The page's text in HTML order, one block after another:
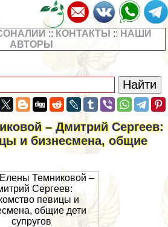
:: КОНТАКТЫ :: НАШИ
АВТОРЫ
– Дмитрий Сергеев:
и бизнесмена, общие